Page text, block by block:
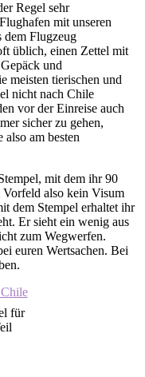
Regel sehr
mit unseren
dem Flugzeug
üblich, einen Zettel mit
und
meisten tierischen und
nicht nach Chile
vor der Einreise auch
sicher zu gehen,
am besten
mit dem ihr 90
also kein Visum
dem Stempel erhaltet ihr
Er sieht ein wenig aus
zum Wegwerfen.
euren Wertsachen. Bei
für